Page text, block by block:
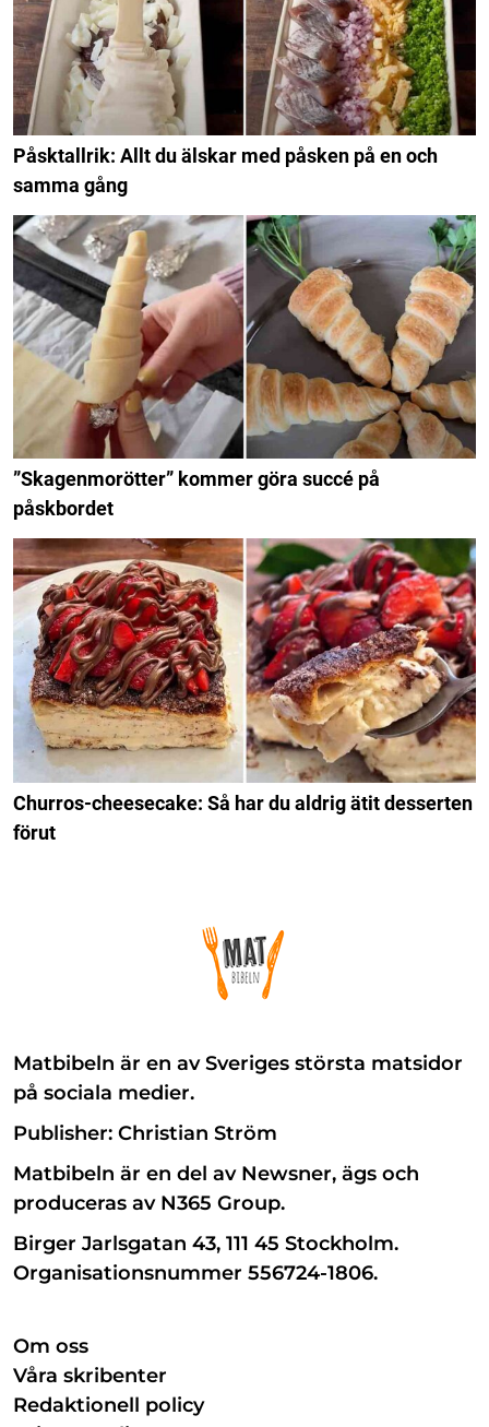
Påsktallrik: Allt du älskar med påsken på en och
samma gång
”Skagenmorötter” kommer göra succé på
påskbordet
Churros-cheesecake: Så har du aldrig ätit desserten
förut
Matbibeln är en av Sveriges största matsidor
på sociala medier.
Publisher: Christian Ström
Matbibeln är en del av Newsner, ägs och
produceras av N365 Group.
Birger Jarlsgatan 43, 111 45 Stockholm.
Organisationsnummer 556724-1806.
Om oss
Våra skribenter
Redaktionell policy